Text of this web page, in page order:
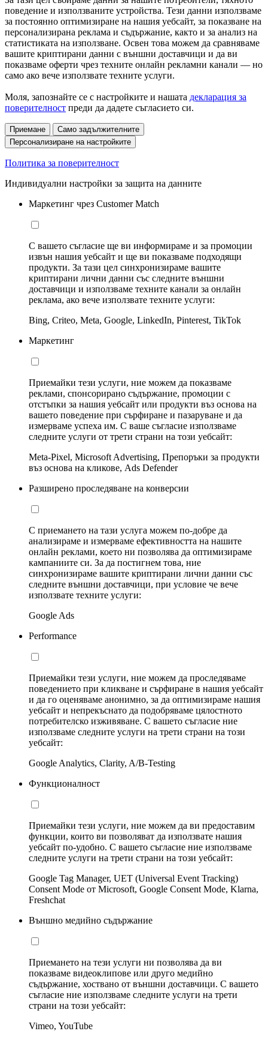
поведение и използваните устройства. Тези данни използваме
за постоянно оптимизиране на нашия уебсайт, за показване на
персонализирана реклама и съдържание, както и за анализ на
статистиката на използване. Освен това можем да сравняваме
вашите криптирани данни с външни доставчици и да ви
показваме оферти чрез техните онлайн рекламни канали — но
само ако вече използвате техните услуги.
Моля, запознайте се с настройките и нашата декларация за
поверителност преди да дадете съгласието си.
Приемане
Само задължителните
Персонализиране на настройките
Политика за поверителност
Индивидуални настройки за защита на данните
Маркетинг чрез Customer Match
С вашето съгласие ще ви информираме и за промоции
извън нашия уебсайт и ще ви показваме подходящи
продукти. За тази цел синхронизираме вашите
криптирани лични данни със следните външни
доставчици и използваме техните канали за онлайн
реклама, ако вече използвате техните услуги:
Bing, Criteo, Meta, Google, LinkedIn, Pinterest, TikTok
Маркетинг
Приемайки тези услуги, ние можем да показваме
реклами, спонсорирано съдържание, промоции с
отстъпки за нашия уебсайт или продукти въз основа на
вашето поведение при сърфиране и пазаруване и да
измерваме успеха им. С ваше съгласие използваме
следните услуги от трети страни на този уебсайт:
Meta-Pixel, Microsoft Advertising, Препоръки за продукти
въз основа на кликове, Ads Defender
Разширено проследяване на конверсии
С приемането на тази услуга можем по-добре да
анализираме и измерваме ефективността на нашите
онлайн реклами, което ни позволява да оптимизираме
кампаниите си. За да постигнем това, ние
синхронизираме вашите криптирани лични данни със
следните външни доставчици, при условие че вече
използвате техните услуги:
Google Ads
Performance
Приемайки тези услуги, ние можем да проследяваме
поведението при кликване и сърфиране в нашия уебсайт
и да го оценяваме анонимно, за да оптимизираме нашия
уебсайт и непрекъснато да подобряваме цялостното
потребителско изживяване. С вашето съгласие ние
използваме следните услуги на трети страни на този
уебсайт:
Google Analytics, Clarity, A/B-Testing
Функционалност
Приемайки тези услуги, ние можем да ви предоставим
функции, които ви позволяват да използвате нашия
уебсайт по-удобно. С вашето съгласие ние използваме
следните услуги на трети страни на този уебсайт:
Google Tag Manager, UET (Universal Event Tracking)
Consent Mode от Microsoft, Google Consent Mode, Klarna,
Freshchat
Външно медийно съдържание
Приемането на тези услуги ни позволява да ви
показваме видеоклипове или друго медийно
съдържание, хоствано от външни доставчици. С вашето
съгласие ние използваме следните услуги на трети
страни на този уебсайт:
Vimeo, YouTube